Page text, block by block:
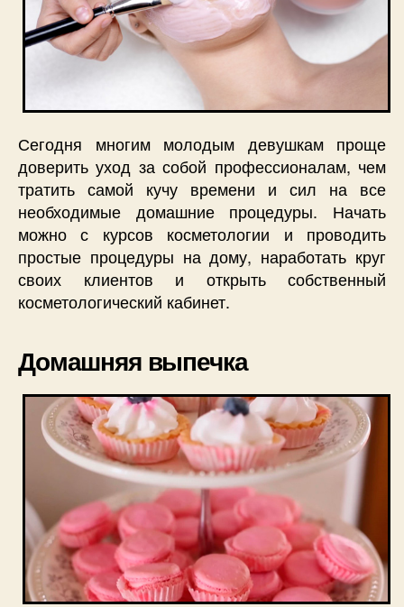
Сегодня многим молодым девушкам проще
доверить уход за собой профессионалам, чем
тратить самой кучу времени и сил на все
необходимые домашние процедуры. Начать
можно с курсов косметологии и проводить
простые процедуры на дому, наработать круг
своих клиентов и открыть собственный
косметологический кабинет.
Домашняя выпечка